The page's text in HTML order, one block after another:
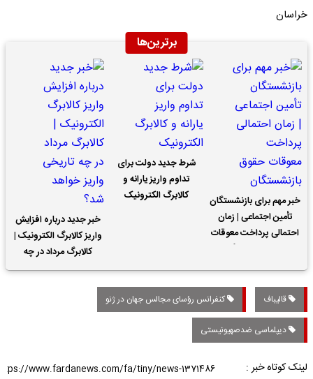
خراسان
برترین‌ها
خبر مهم برای بازنشستگان
تأمین اجتماعی | زمان
احتمالی پرداخت معوقات
شرط جدید دولت برای
تداوم واریز یارانه و
کالابرگ الکترونیک
خبر جدید درباره افزایش
واریز کالابرگ الکترونیک |
کالابرگ مرداد در چه
تاریخی واریز خواهد شد؟
قالیباف کنفرانس رؤسای مجالس جهان در ژنو
دیپلماسی ضدصهیونیستی
لینک کوتاه خبر :